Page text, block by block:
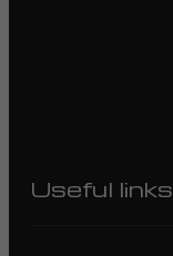
Useful links